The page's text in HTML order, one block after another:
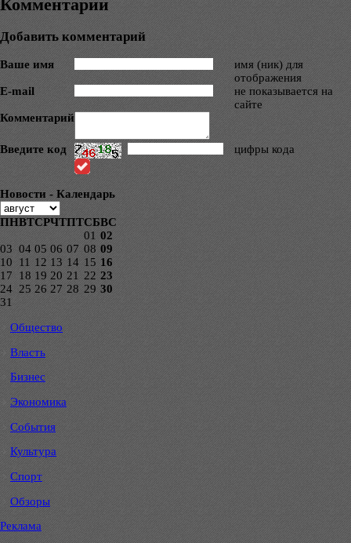
Комментарии
Добавить комментарий
Ваше имя
имя (ник) для
отображения
E-mail
не показывается на
сайте
Комментарий
Введите код цифры кода
Новости - Календарь
ПНВТСРЧТПТСБВС
01 02
03 04 05 06 07 08 09
10
11 12 13 14 15 16
17
18 19 20 21 22 23
24 25 26 27 28 29 30
31
Общество
Власть
Бизнес
Экономика
События
Культура
Спорт
Обзоры
Реклама